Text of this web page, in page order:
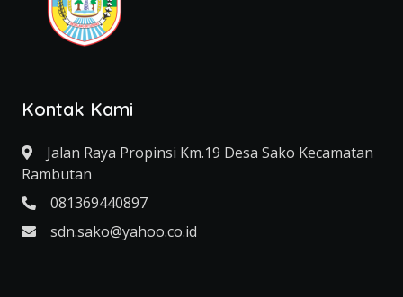
Kontak Kami
Jalan Raya Propinsi Km.19 Desa Sako Kecamatan
Rambutan
081369440897
sdn.sako@yahoo.co.id